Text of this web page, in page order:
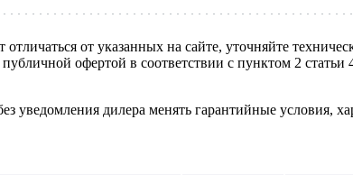
отличаться от указанных на сайте, уточняйте
публичной офертой в соответствии с пунктом 2
уведомления дилера менять гарантийные